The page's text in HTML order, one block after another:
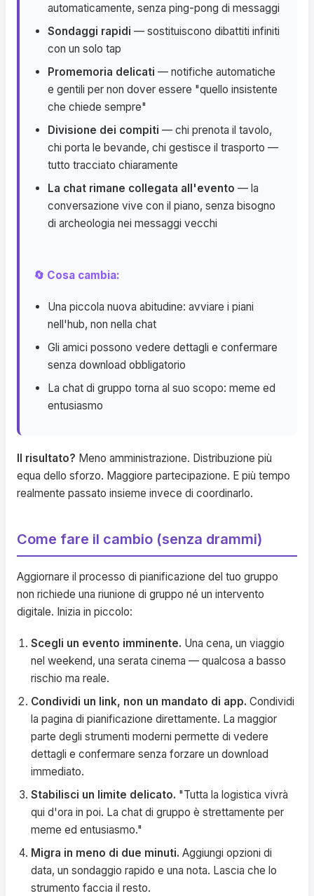
automaticamente, senza ping-pong di messaggi
Sondaggi rapidi — sostituiscono dibattiti infiniti
con un solo tap
Promemoria delicati — notifiche automatiche
e gentili per non dover essere "quello insistente
che chiede sempre"
Divisione dei compiti — chi prenota il tavolo,
chi porta le bevande, chi gestisce il trasporto —
tutto tracciato chiaramente
La chat rimane collegata all'evento — la
conversazione vive con il piano, senza bisogno
di archeologia nei messaggi vecchi
🔄 Cosa cambia:
Una piccola nuova abitudine: avviare i piani
nell'hub, non nella chat
Gli amici possono vedere dettagli e confermare
senza download obbligatorio
La chat di gruppo torna al suo scopo: meme ed
entusiasmo
Il risultato? Meno amministrazione. Distribuzione più
equa dello sforzo. Maggiore partecipazione. E più tempo
realmente passato insieme invece di coordinarlo.
Come fare il cambio (senza drammi)
Aggiornare il processo di pianificazione del tuo gruppo
non richiede una riunione di gruppo né un intervento
digitale. Inizia in piccolo:
Scegli un evento imminente. Una cena, un viaggio
nel weekend, una serata cinema — qualcosa a basso
rischio ma reale.
Condividi un link, non un mandato di app. Condividi
la pagina di pianificazione direttamente. La maggior
parte degli strumenti moderni permette di vedere
dettagli e confermare senza forzare un download
immediato.
Stabilisci un limite delicato. "Tutta la logistica vivrà
qui d'ora in poi. La chat di gruppo è strettamente per
meme ed entusiasmo."
Migra in meno di due minuti. Aggiungi opzioni di
data, un sondaggio rapido e una nota. Lascia che lo
strumento faccia il resto.